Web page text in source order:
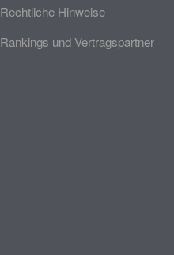
Rechtliche Hinweise
Rankings und Vertragspartner